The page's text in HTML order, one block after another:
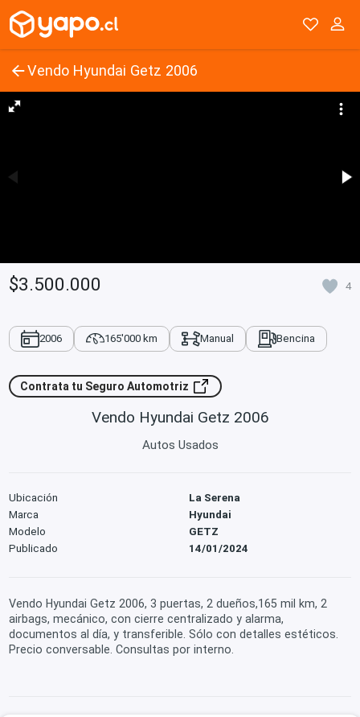
Vendo Hyundai Getz 2006
$3.500.000 4
2006 165'000 km Manual Bencina
Contrata tu Seguro Automotriz
Vendo Hyundai Getz 2006
Autos Usados
Ubicación
La Serena
Marca
Hyundai
Modelo
GETZ
Publicado
14/01/2024
Vendo Hyundai Getz 2006, 3 puertas, 2 dueños,165 mil km, 2
airbags, mecánico, con cierre centralizado y alarma,
documentos al día, y transferible. Sólo con detalles estéticos.
Precio conversable. Consultas por interno.